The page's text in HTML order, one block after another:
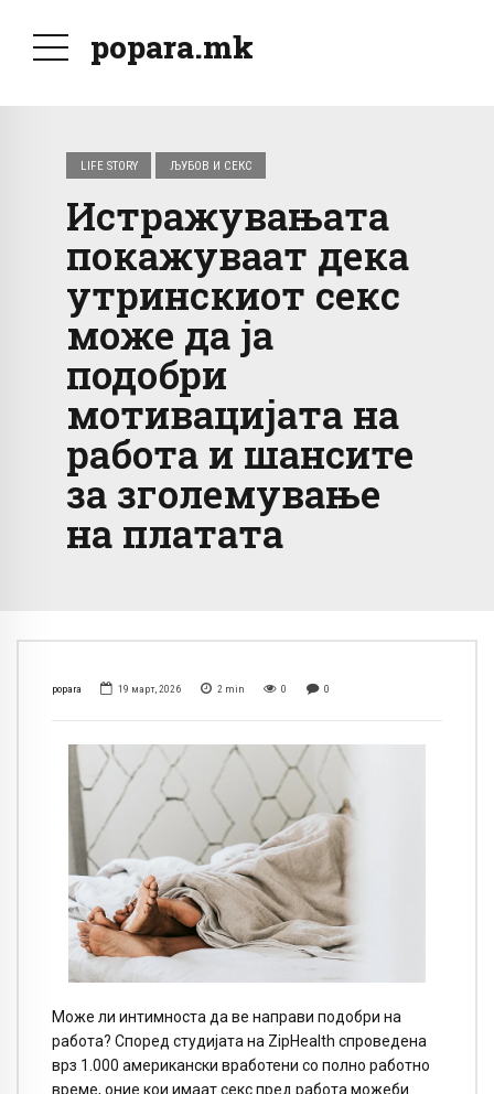
popara.mk
LIFE STORY ЉУБОВ И СЕКС
Истражувањата
покажуваат дека
утринскиот секс
може да ја
подобри
мотивацијата на
работа и шансите
за зголемување
на платата
popara 19 март, 2026 2 min 0 0
Може ли интимноста да ве направи подобри на
работа? Според студијата на ZipHealth спроведена
врз 1.000 американски вработени со полно работно
време, оние кои имаат секс пред работа можеби